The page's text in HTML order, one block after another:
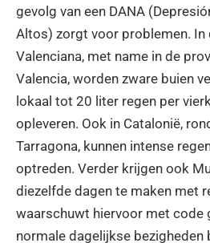
gevolg van een DANA
Altos) zorgt voor problemen. In
Valenciana, met name in de
Valencia, worden zware buien
lokaal tot 20 liter regen per
opleveren. Ook in Catalonië,
Tarragona, kunnen intense
optreden. Verder krijgen ook
diezelfde dagen te maken met
waarschuwt hiervoor met code
normale dagelijkse bezigheden